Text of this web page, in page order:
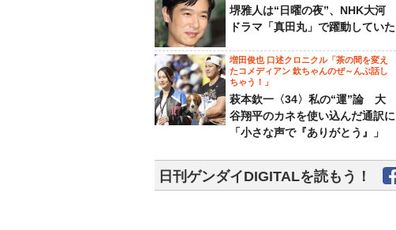
堺雅人は“日曜の夜”、NHK大河
ドラマ「真田丸」で躍動していた
増田俊也 口述クロニクル「茶の間を変え
たコメディアン 欽ちゃんのぜ～んぶ話し
ちゃう！」
萩本欽一〈34〉私の“運”論 大
谷翔平のカネを使い込んだ通訳に
「小さな声で『ありがとう』」
日刊ゲンダイDIGITALを読もう！